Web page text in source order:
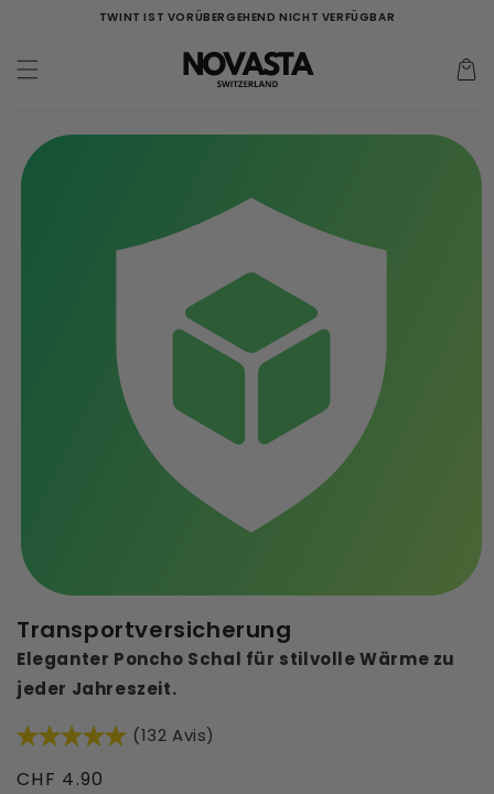
TWINT IST VORÜBERGEHEND NICHT VERFÜGBAR
Transportversicherung
Eleganter Poncho Schal für stilvolle Wärme zu
jeder Jahreszeit.
(132 Avis)
Normaler
CHF 4.90